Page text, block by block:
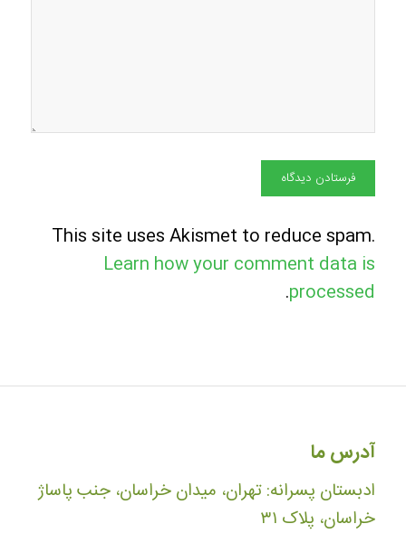
This site uses Akismet to reduce spam.
Learn how your comment data is
processed
.
آدرس ما
ادبستان پسرانه: تهران، میدان خراسان، جنب پاساژ
خراسان، پلاک ۳۱